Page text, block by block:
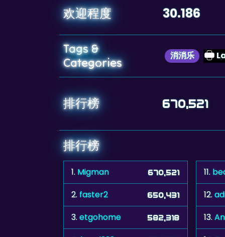
欢迎程度 30.186
Tags &
Categories
消消乐
排行榜 670,521
排行榜
1. Migman 670,521
2.faster2 650,431
3.etgohome 582,318
11.
12.
13.